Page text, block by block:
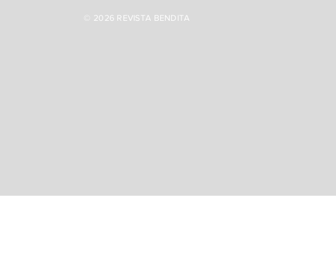
© 2026 REVISTA BENDITA